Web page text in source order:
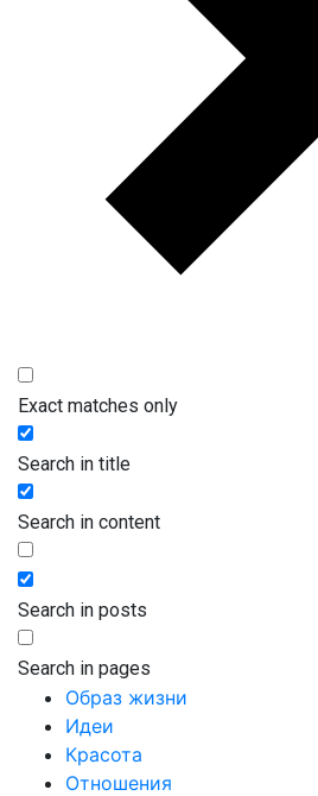
Exact matches only
Search in title
Search in content
Search in posts
Search in pages
Образ жизни
Идеи
Красота
Отношения